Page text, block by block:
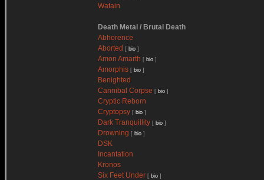
Watain
Death Metal / Brutal Death
Abhorence
Aborted [ bio ]
Amon Amarth [ bio ]
Amorphis [ bio ]
Benighted
Cannibal Corpse [ bio ]
Cryptic Reborn
Cryptopsy [ bio ]
Dark Tranquillity [ bio ]
Drowning [ bio ]
DSK
Incantation
Kronos
Six Feet Under [ bio ]